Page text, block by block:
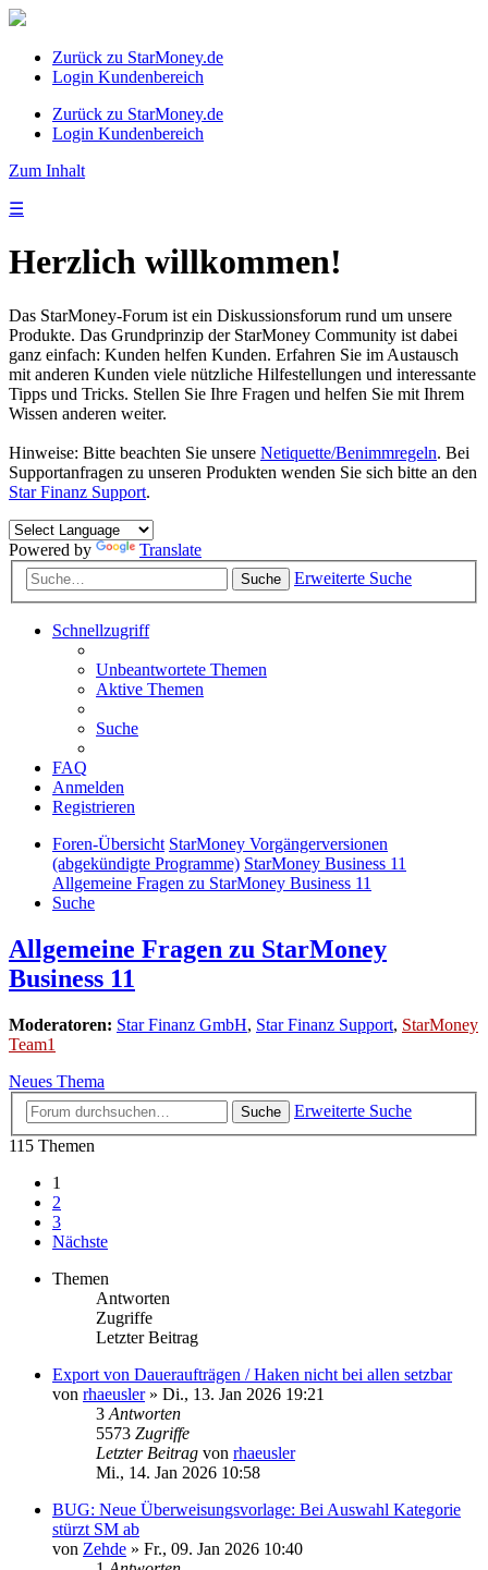
Zurück zu StarMoney.de
Login Kundenbereich
Zurück zu StarMoney.de
Login Kundenbereich
Zum Inhalt
☰
Herzlich willkommen!
Das StarMoney-Forum ist ein Diskussionsforum rund um unsere
Produkte. Das Grundprinzip der StarMoney Community ist dabei
ganz einfach: Kunden helfen Kunden. Erfahren Sie im Austausch
mit anderen Kunden viele nützliche Hilfestellungen und interessante
Tipps und Tricks. Stellen Sie Ihre Fragen und helfen Sie mit Ihrem
Wissen anderen weiter.
Hinweise: Bitte beachten Sie unsere Netiquette/Benimmregeln. Bei
Supportanfragen zu unseren Produkten wenden Sie sich bitte an den
Star Finanz Support.
Powered by Translate
Suche Erweiterte Suche
Schnellzugriff
Unbeantwortete Themen
Aktive Themen
Suche
FAQ
Anmelden
Registrieren
Foren-Übersicht StarMoney Vorgängerversionen
(abgekündigte Programme) StarMoney Business 11
Allgemeine Fragen zu StarMoney Business 11
Suche
Allgemeine Fragen zu StarMoney
Business 11
Moderatoren: Star Finanz GmbH, Star Finanz Support, StarMoney
Team1
Neues Thema
Suche
Erweiterte Suche
115 Themen
1
2
3
Nächste
Themen
Antworten
Zugriffe
Letzter Beitrag
Export von Daueraufträgen / Haken nicht bei allen setzbar
von rhaeusler» Di., 13. Jan 2026 19:21
3 Antworten
5573 Zugriffe
Letzter Beitrag von rhaeusler
Mi., 14. Jan 2026 10:58
BUG: Neue Überweisungsvorlage: Bei Auswahl Kategorie
stürzt SM ab
von Zehde » Fr., 09. Jan 2026 10:40